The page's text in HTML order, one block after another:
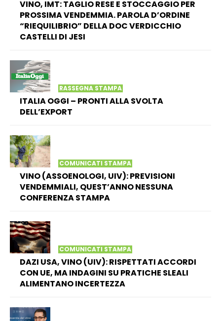
VINO, IMT: TAGLIO RESE E STOCCAGGIO PER
PROSSIMA VENDEMMIA. PAROLA D’ORDINE
“RIEQUILIBRIO” DELLA DOC VERDICCHIO
CASTELLI DI JESI
RASSEGNA STAMPA
ITALIA OGGI – PRONTI ALLA SVOLTA
DELL’EXPORT
COMUNICATI STAMPA
VINO (ASSOENOLOGI, UIV): PREVISIONI
VENDEMMIALI, QUEST’ANNO NESSUNA
CONFERENZA STAMPA
COMUNICATI STAMPA
DAZI USA, VINO (UIV): RISPETTATI ACCORDI
CON UE, MA INDAGINI SU PRATICHE SLEALI
ALIMENTANO INCERTEZZA